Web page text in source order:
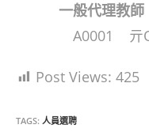
一般代理教師
A0001 亓Ο
Post Views: 425
TAGS: 人員選聘